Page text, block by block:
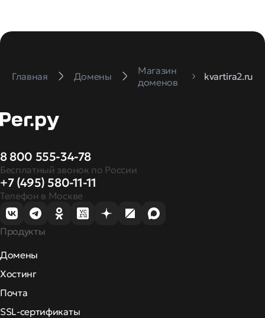
Главная Домены
Магазин
доменов
kvartira2.ru
8 800 555-34-78
Бесплатный звонок по России
+7 (495) 580-11-11
Телефон в Москве
Продукты
Домены
Хостинг
Почта
SSL-сертификаты